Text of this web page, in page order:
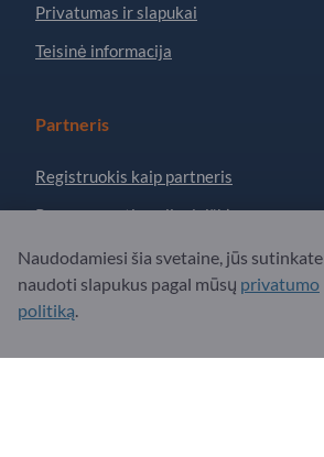
Privatumas ir slapukai
Teisinė informacija
Partneris
Registruokis kaip partneris
Prenumeruoti naujienlaiškį
Turite klausimų?
Naudodamiesi šia svetaine, jūs sutinkate
naudoti slapukus pagal mūsų privatumo
politiką.